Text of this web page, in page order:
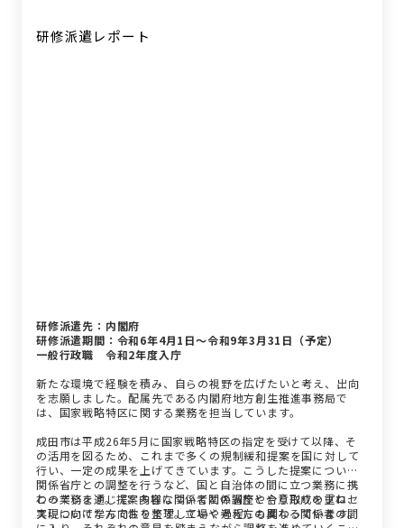
研修派遣レポート
研修派遣先：内閣府
研修派遣期間：令和6年4月1日～令和9年3月31日（予定）
一般行政職 令和2年度入庁
新たな環境で経験を積み、自らの視野を広げたいと考え、出向
を志願しました。配属先である内閣府地方創生推進事務局で
は、国家戦略特区に関する業務を担当しています。
成田市は平成26年5月に国家戦略特区の指定を受けて以降、そ
の活用を図るため、これまで多くの規制緩和提案を国に対して
行い、一定の成果を上げてきています。こうした提案について
関係省庁との調整を行うなど、国と自治体の間に立つ業務に携
わっています。提案内容について関係省庁とやり取りを重ね、
実現に向けた方向性を整理していく過程にも関わっています。
この業務を通じて、多様な関係者との調整や合意形成のプロセ
スについて学んでおります。立場や考え方の異なる関係者の間